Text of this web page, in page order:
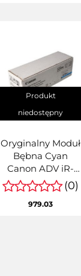
Produkt
niedostępny
Oryginalny Moduł
Bębna Cyan
Canon ADV iR-
C256, iR-C257, iR-
C356 (C-EXV55,
CEXV55,
(0)
979.03